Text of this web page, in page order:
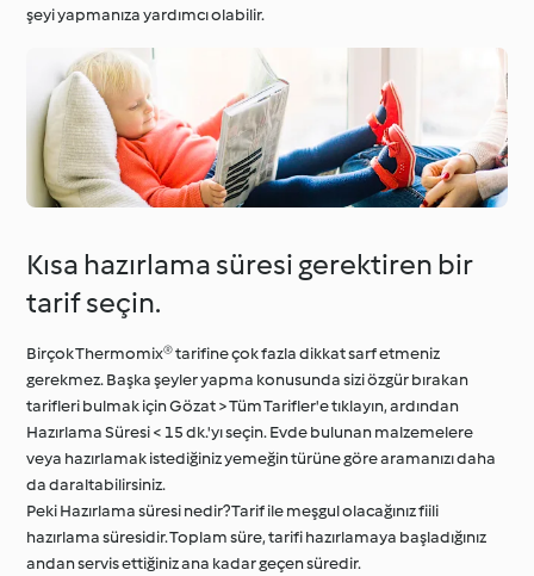
şeyi yapmanıza yardımcı olabilir.
Kısa hazırlama süresi gerektiren bir
tarif seçin.
Birçok Thermomix® tarifine çok fazla dikkat sarf etmeniz
gerekmez. Başka şeyler yapma konusunda sizi özgür bırakan
tarifleri bulmak için Gözat > Tüm Tarifler'e tıklayın, ardından
Hazırlama Süresi < 15 dk.'yı seçin. Evde bulunan malzemelere
veya hazırlamak istediğiniz yemeğin türüne göre aramanızı daha
da daraltabilirsiniz.
Peki Hazırlama süresi nedir? Tarif ile meşgul olacağınız fiili
hazırlama süresidir. Toplam süre, tarifi hazırlamaya başladığınız
andan servis ettiğiniz ana kadar geçen süredir.